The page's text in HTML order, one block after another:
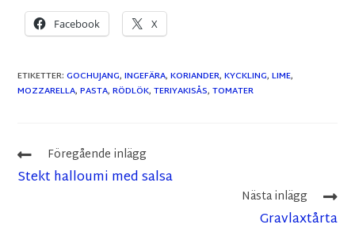
Facebook X
ETIKETTER:GOCHUJANG, INGEFÄRA, KORIANDER, KYCKLING, LIME,
MOZZARELLA, PASTA, RÖDLÖK, TERIYAKISÅS, TOMATER
Föregående inlägg
Stekt halloumi med salsa
Nästa inlägg
Gravlaxtårta